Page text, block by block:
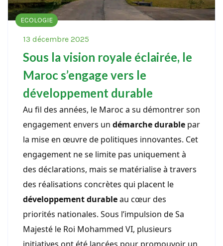
ECOLOGIE
13 décembre 2025
Sous la vision royale éclairée, le
Maroc s’engage vers le
développement durable
Au fil des années, le Maroc a su démontrer son
engagement envers un démarche durable par
la mise en œuvre de politiques innovantes. Cet
engagement ne se limite pas uniquement à
des déclarations, mais se matérialise à travers
des réalisations concrètes qui placent le
développement durableau cœur des
priorités nationales. Sous l’impulsion de Sa
Majesté le Roi Mohammed VI, plusieurs